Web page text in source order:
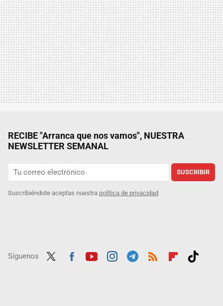
RECIBE "Arranca que nos vamos", NUESTRA
NEWSLETTER SEMANAL
SUSCRIBIR
Suscribiéndote aceptas nuestra política de privacidad
Síguenos